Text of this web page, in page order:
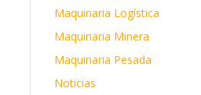
Maquinaria Logística
Maquinaria Minera
Maquinaria Pesada
Noticias